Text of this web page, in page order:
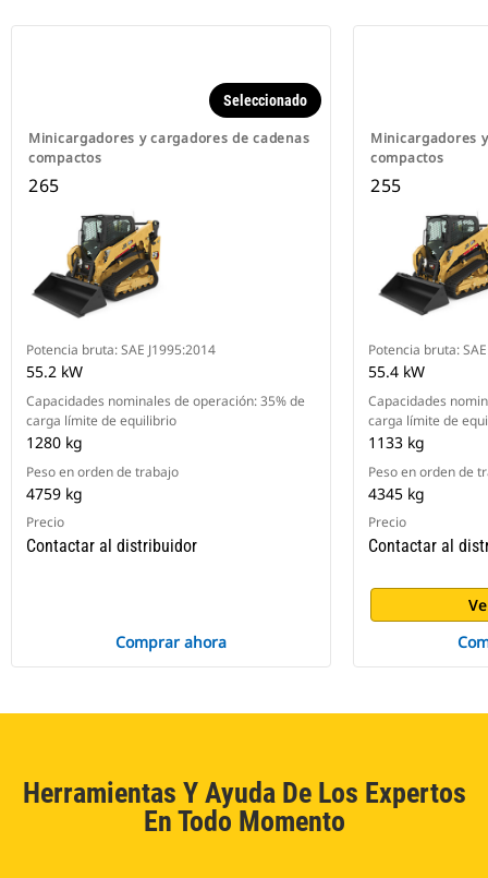
Minicargadores y cargadores de cadenas
compactos
Seleccionado
265
Potencia bruta: SAE J1995:2014
55.2 kW
Capacidades nominales de operación: 35% de
carga límite de equilibrio
1280 kg
Peso en orden de trabajo
4759 kg
Precio
Contactar al distribuidor
Comprar ahora
Minicargadores
compactos
255
Potencia bruta:
55.4 kW
Capacidades
carga límite de
1133 kg
Peso en orden de
4345 kg
Precio
Contactar al
Herramientas Y Ayuda De Los Expertos
En Todo Momento